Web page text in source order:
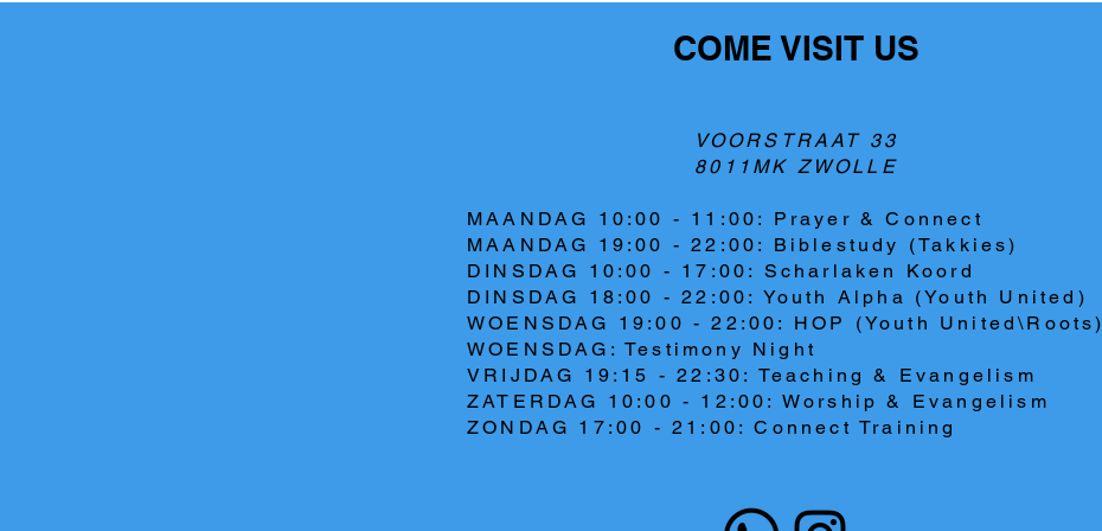
COME VISIT US
VOORSTRAAT 33
8011MK ZWOLLE
MAANDAG 10:00 - 11:00: Prayer & Connect
MAANDAG 19:00 - 22:00: Biblestudy (Takkies)
DINSDAG 10:00 - 17:00: Scharlaken Koord
DINSDAG 18:00 - 22:00: Youth Alpha (Youth United)
WOENSDAG 19:00 - 22:00: HOP (Youth United\Roots)
WOENSDAG: Testimony Night
VRIJDAG 19:15 - 22:30: Teaching & Evangelism
ZATERDAG 10:00 - 12:00: Worship & Evangelism
ZONDAG 17:00 - 21:00: Connect Training